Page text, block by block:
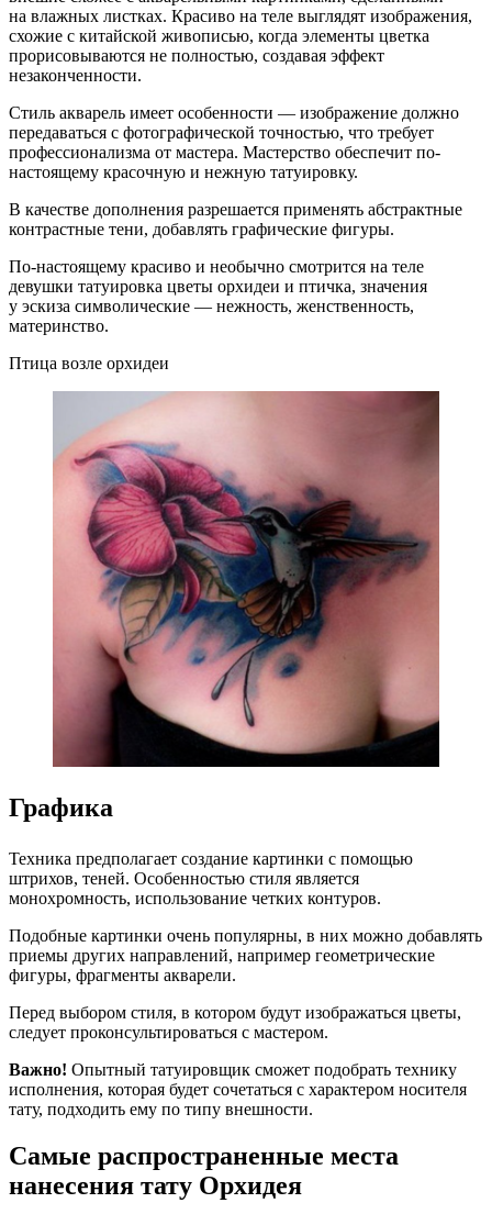
на влажных листках. Красиво на теле выглядят изображения,
схожие с китайской живописью, когда элементы цветка
прорисовываются не полностью, создавая эффект
незаконченности.
Стиль акварель имеет особенности — изображение должно
передаваться с фотографической точностью, что требует
профессионализма от мастера. Мастерство обеспечит по-
настоящему красочную и нежную татуировку.
В качестве дополнения разрешается применять абстрактные
контрастные тени, добавлять графические фигуры.
По-настоящему красиво и необычно смотрится на теле
девушки татуировка цветы орхидеи и птичка, значения
у эскиза символические — нежность, женственность,
материнство.
Птица возле орхидеи
Графика
Техника предполагает создание картинки с помощью
штрихов, теней. Особенностью стиля является
монохромность, использование четких контуров.
Подобные картинки очень популярны, в них можно добавлять
приемы других направлений, например геометрические
фигуры, фрагменты акварели.
Перед выбором стиля, в котором будут изображаться цветы,
следует проконсультироваться с мастером.
Важно! Опытный татуировщик сможет подобрать технику
исполнения, которая будет сочетаться с характером носителя
тату, подходить ему по типу внешности.
Самые распространенные места
нанесения тату Орхидея